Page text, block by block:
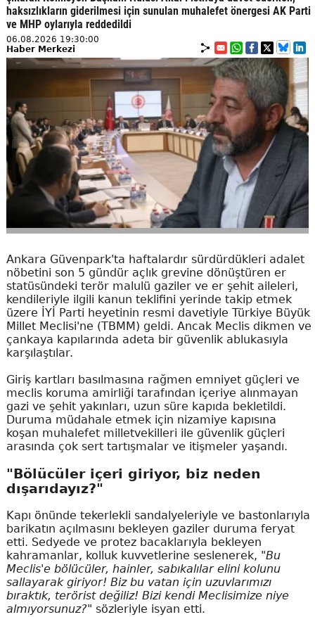
haksızlıkların giderilmesi için sunulan muhalefet önergesi AK Parti
ve MHP oylarıyla reddedildi
06.08.2026 19:30:00
Haber Merkezi
Ankara Güvenpark'ta haftalardır sürdürdükleri adalet
nöbetini son 5 gündür açlık grevine dönüştüren er
statüsündeki terör malulü gaziler ve er şehit aileleri,
kendileriyle ilgili kanun teklifini yerinde takip etmek
üzere İYİ Parti heyetinin resmi davetiyle Türkiye Büyük
Millet Meclisi'ne (TBMM) geldi. Ancak Meclis dikmen ve
çankaya kapılarında adeta bir güvenlik ablukasıyla
karşılaştılar.
Giriş kartları basılmasına rağmen emniyet güçleri ve
meclis koruma amirliği tarafından içeriye alınmayan
gazi ve şehit yakınları, uzun süre kapıda bekletildi.
Duruma müdahale etmek için nizamiye kapısına
koşan muhalefet milletvekilleri ile güvenlik güçleri
arasında çok sert tartışmalar ve itişmeler yaşandı.
"Bölücüler içeri giriyor, biz neden
dışarıdayız?"
Kapı önünde tekerlekli sandalyeleriyle ve bastonlarıyla
barikatın açılmasını bekleyen gaziler duruma feryat
etti. Sedyede ve protez bacaklarıyla bekleyen
kahramanlar, kolluk kuvvetlerine seslenerek, "Bu
Meclis'e bölücüler, hainler, sabıkalılar elini kolunu
sallayarak giriyor! Biz bu vatan için uzuvlarımızı
bıraktık, terörist değiliz! Bizi kendi Meclisimize niye
almıyorsunuz?" sözleriyle isyan etti.